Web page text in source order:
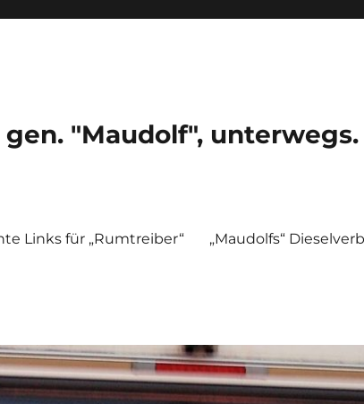
"Maudolf", unterwegs.
Links für „Rumtreiber“ „Maudolfs“